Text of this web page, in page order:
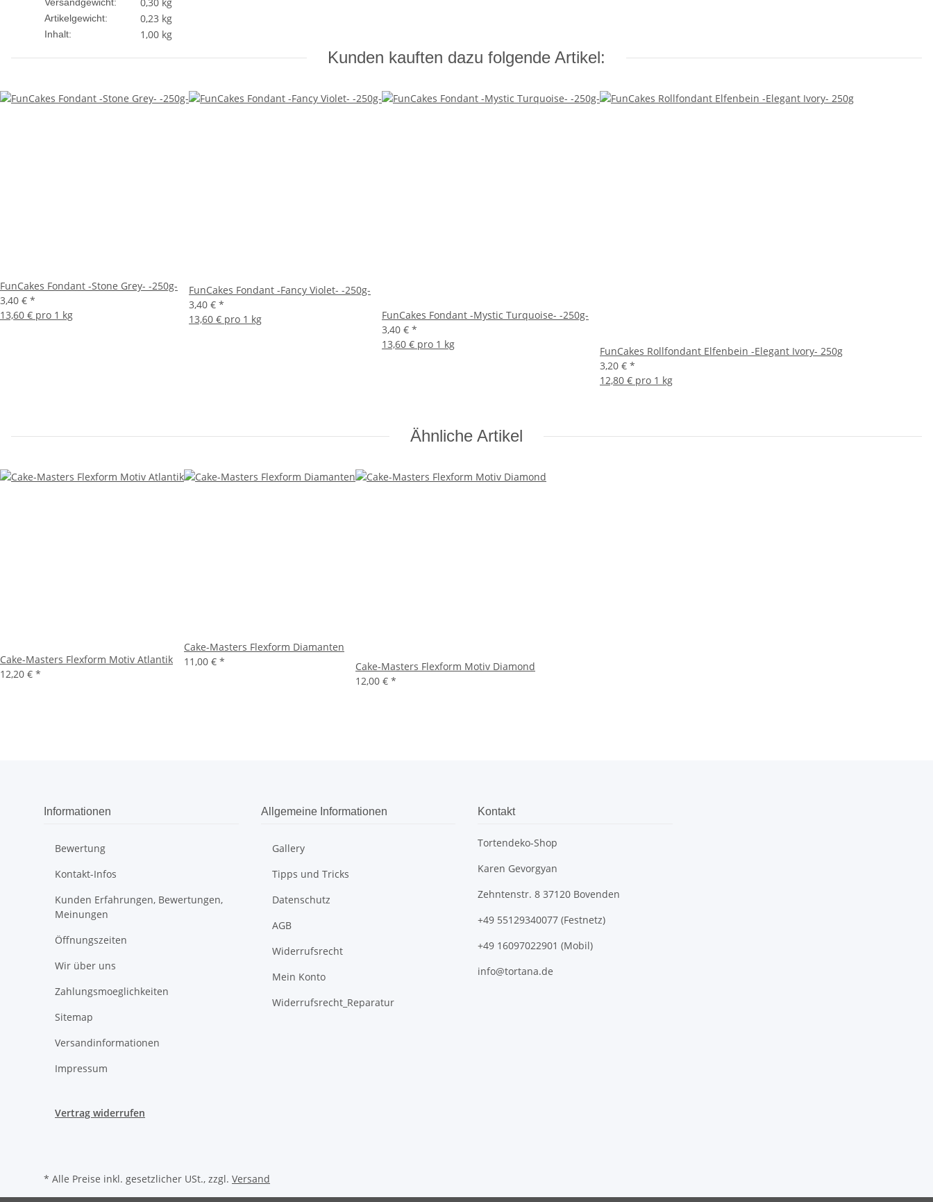
Versandgewicht: 0,30 kg
Artikelgewicht: 0,23 kg
Inhalt: 1,00 kg
Kunden kauften dazu folgende Artikel:
FunCakes Fondant -Stone Grey- -250g-
3,40 € *
13,60 € pro 1 kg
FunCakes Fondant -Fancy Violet- -250g-
3,40 € *
13,60 € pro 1 kg
FunCakes Fondant -Mystic Turquoise- -250g-
3,40 € *
13,60 € pro 1 kg
FunCakes Rollfondant Elfenbein -Elegant Ivory- 250g
3,20 € *
12,80 € pro 1 kg
Ähnliche Artikel
Cake-Masters Flexform Motiv Atlantik
12,20 € *
Cake-Masters Flexform Diamanten
11,00 € *
Cake-Masters Flexform Motiv Diamond
12,00 € *
Informationen
Bewertung
Kontakt-Infos
Kunden Erfahrungen, Bewertungen,
Meinungen
Öffnungszeiten
Wir über uns
Zahlungsmoeglichkeiten
Sitemap
Versandinformationen
Impressum
Allgemeine Informationen
Gallery
Tipps und Tricks
Datenschutz
AGB
Widerrufsrecht
Mein Konto
Widerrufsrecht_Reparatur
Kontakt
Tortendeko-Shop
Karen Gevorgyan
Zehntenstr. 8 37120 Bovenden
+49 55129340077 (Festnetz)
+49 16097022901 (Mobil)
info@tortana.de
Vertrag widerrufen
* Alle Preise inkl. gesetzlicher USt., zzgl. Versand